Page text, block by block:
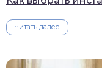
Читать далее